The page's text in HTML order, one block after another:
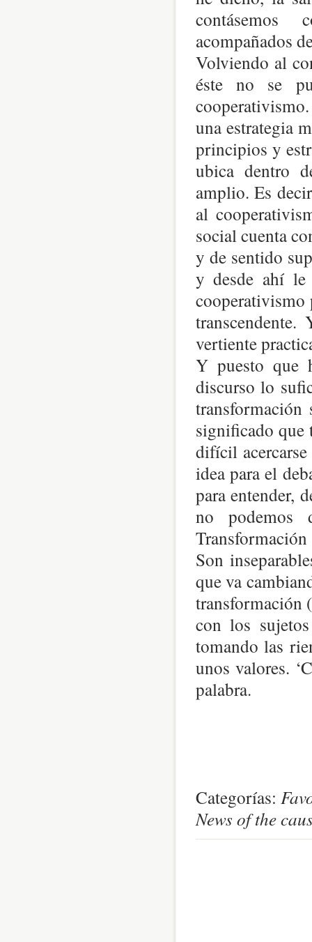
contásemos
acompañados
Volviendo al
éste no se
una estrategia
principios y
ubica dentro
amplio. Es
al
social cuenta
y de sentido
y desde ahí le
cooperativismo
vertiente
Y puesto que
discurso lo
significado que
difícil
idea para el
para entender,
no
Son
que va
transformación
con los
tomando las
unos valores.
palabra.
Categorías:
News of the